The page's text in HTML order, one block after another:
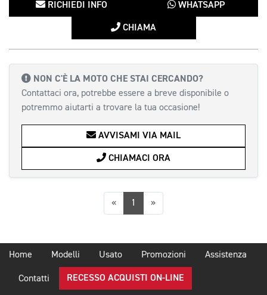
RICHIEDI INFO WHATSAPP
CHIAMA
NON C'È LA MOTO CHE STAI CERCANDO?
Contattaci ora, potrebbe essere a breve disponibile o
potremmo aiutarti a trovare la tua occasione!
AVVISAMI VIA MAIL
CHIAMACI ORA
«Precedente
1 »Successiva
Home Modelli Usato Promozioni Assistenza
Contatti RECESSO ACQUISTI ON-LINE